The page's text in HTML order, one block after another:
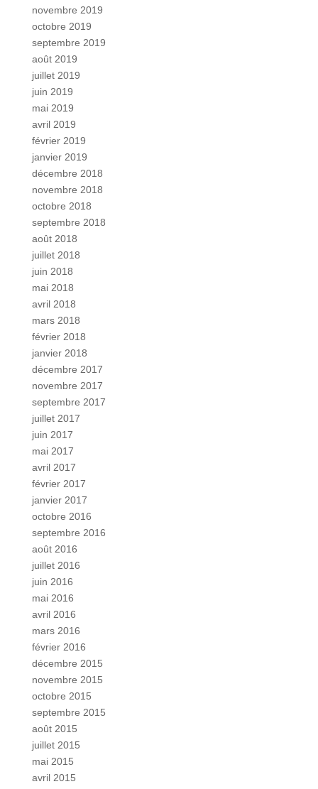
novembre 2019
octobre 2019
septembre 2019
août 2019
juillet 2019
juin 2019
mai 2019
avril 2019
février 2019
janvier 2019
décembre 2018
novembre 2018
octobre 2018
septembre 2018
août 2018
juillet 2018
juin 2018
mai 2018
avril 2018
mars 2018
février 2018
janvier 2018
décembre 2017
novembre 2017
septembre 2017
juillet 2017
juin 2017
mai 2017
avril 2017
février 2017
janvier 2017
octobre 2016
septembre 2016
août 2016
juillet 2016
juin 2016
mai 2016
avril 2016
mars 2016
février 2016
décembre 2015
novembre 2015
octobre 2015
septembre 2015
août 2015
juillet 2015
mai 2015
avril 2015